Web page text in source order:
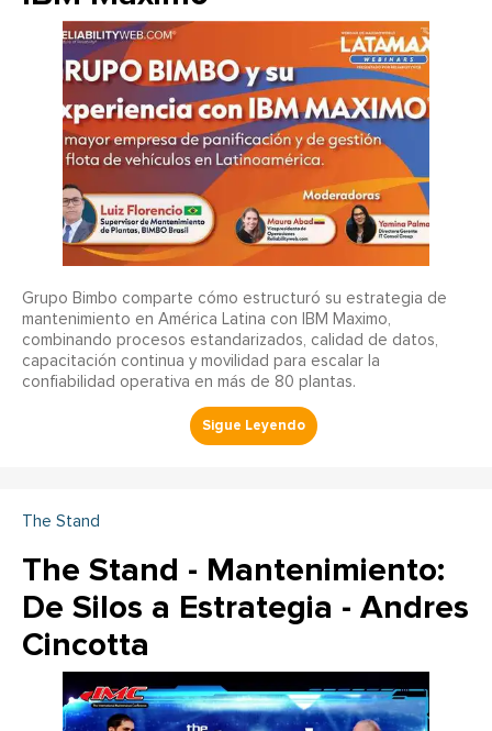
Grupo Bimbo comparte cómo estructuró su estrategia de
mantenimiento en América Latina con IBM Maximo,
combinando procesos estandarizados, calidad de datos,
capacitación continua y movilidad para escalar la
confiabilidad operativa en más de 80 plantas.
The Stand
The Stand - Mantenimiento:
De Silos a Estrategia - Andres
Cincotta